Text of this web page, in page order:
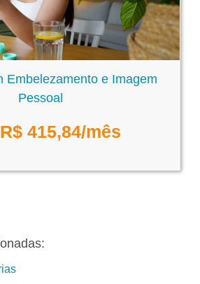
Embelezamento e Imagem
Pessoal
R$ 415,84/mês